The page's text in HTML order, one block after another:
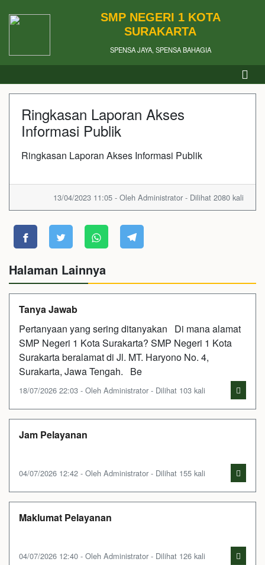
SMP NEGERI 1 KOTA
SURAKARTA
SPENSA JAYA, SPENSA BAHAGIA
Ringkasan Laporan Akses
Informasi Publik
Ringkasan Laporan Akses Informasi Publik
13/04/2023 11:05 - Oleh Administrator - Dilihat 2080 kali
Halaman Lainnya
Tanya Jawab
Pertanyaan yang sering ditanyakan Di mana alamat
SMP Negeri 1 Kota Surakarta? SMP Negeri 1 Kota
Surakarta beralamat di Jl. MT. Haryono No. 4,
Surakarta, Jawa Tengah. Be
18/07/2026 22:03 - Oleh Administrator - Dilihat 103 kali
Jam Pelayanan
04/07/2026 12:42 - Oleh Administrator - Dilihat 155 kali
Maklumat Pelayanan
04/07/2026 12:40 - Oleh Administrator - Dilihat 126 kali